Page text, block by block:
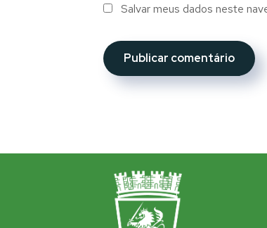
Salvar meus dados neste